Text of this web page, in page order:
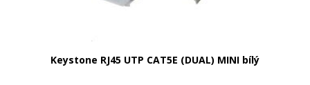
Keystone RJ45 UTP CAT5E (DUAL) MINI bílý